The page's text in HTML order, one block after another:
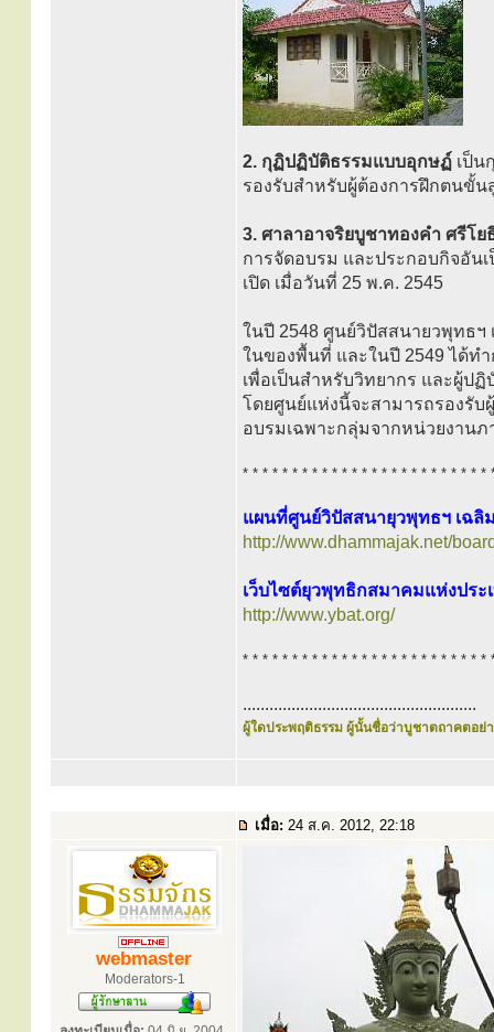
2. กุฏิปฏิบัติธรรมแบบอุกษฏ์ เป็น
รองรับสำหรับผู้ต้องการฝึกตนขั้
3. ศาลาอาจริยบูชาทองคำ ศรีโย
การจัดอบรม และประกอบกิจอัน
เปิด เมื่อวันที่ 25 พ.ค. 2545
ในปี 2548 ศูนย์วิปัสสนายวพุทธฯ
ในของพื้นที่ และในปี 2549 ได้ท
เพื่อเป็นสำหรับวิทยากร และผู้ป
โดยศูนย์แห่งนี้จะสามารถรองรั
อบรมเฉพาะกลุ่มจากหน่วยงานภ
* * * * * * * * * * * * * * * * * * * * * * * * *
แผนที่ศูนย์วิปัสสนายุวพุทธฯ เฉลิ
http://www.dhammajak.net/
เว็บไซต์ยุวพุทธิกสมาคมแห่งประ
http://www.ybat.org/
* * * * * * * * * * * * * * * * * * * * * * * * *
.....................................................
ผู้ใดประพฤติธรรม ผู้นั้นชื่อว่าบูชาตถาคตอย่า
เมื่อ: 24 ส.ค. 2012, 22:18
webmaster
Moderators-1